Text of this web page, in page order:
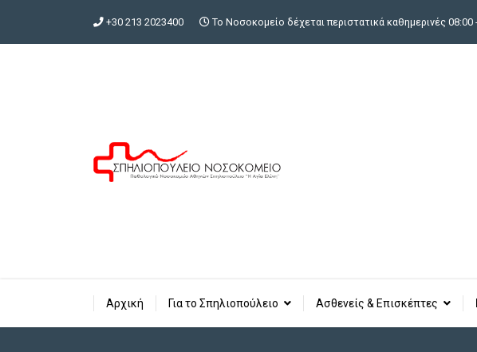
+30 213 2023400 Το Νοσοκομείο δέχεται περιστατικά καθημερινές 08:00
Αρχική Για το Σπηλιοπούλειο Ασθενείς & Επισκέπτες